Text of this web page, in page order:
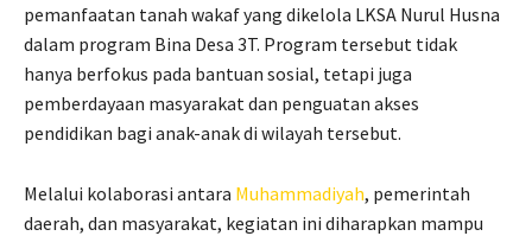
pemanfaatan tanah wakaf yang dikelola LKSA Nurul Husna
dalam program Bina Desa 3T. Program tersebut tidak
hanya berfokus pada bantuan sosial, tetapi juga
pemberdayaan masyarakat dan penguatan akses
pendidikan bagi anak-anak di wilayah tersebut.
Melalui kolaborasi antara Muhammadiyah, pemerintah
daerah, dan masyarakat, kegiatan ini diharapkan mampu